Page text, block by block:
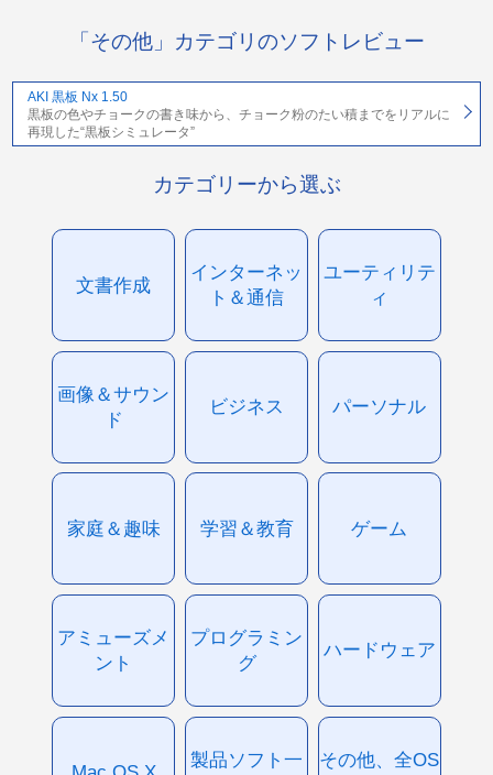
「その他」カテゴリのソフトレビュー
AKI 黒板 Nx 1.50
黒板の色やチョークの書き味から、チョーク粉のたい積までをリアルに
再現した“黒板シミュレータ”
カテゴリーから選ぶ
文書作成
インターネッ
ト＆通信
ユーティリテ
ィ
画像＆サウン
ド
ビジネス パーソナル
家庭＆趣味 学習＆教育 ゲーム
アミューズメ
ント
プログラミン
グ
ハードウェア
製品ソフト一
その他、全OS